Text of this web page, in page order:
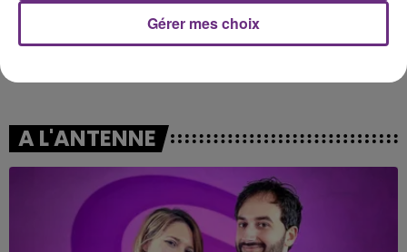
A L'ANTENNE
Gérer mes choix